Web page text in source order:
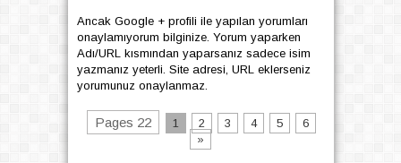
Ancak Google + profili ile yapılan yorumları
onaylamıyorum bilginize. Yorum yaparken
Adı/URL kısmından yaparsanız sadece isim
yazmanız yeterli. Site adresi, URL eklerseniz
yorumunuz onaylanmaz.
Pages 22 1 2 3 4 5
6
»